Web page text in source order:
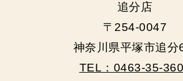
追分店
〒254-0047
神奈川県平塚市追分
TEL：0463-35-